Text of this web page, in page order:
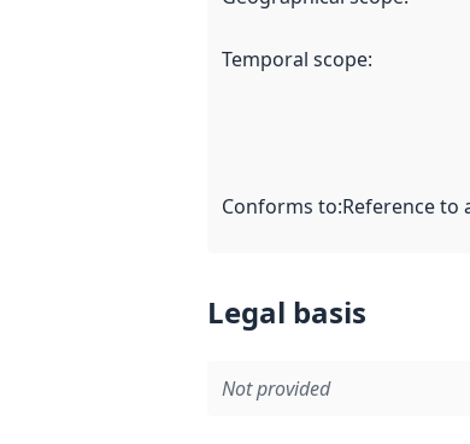
Temporal scope:
Conforms to:Reference to
Legal basis
Not provided